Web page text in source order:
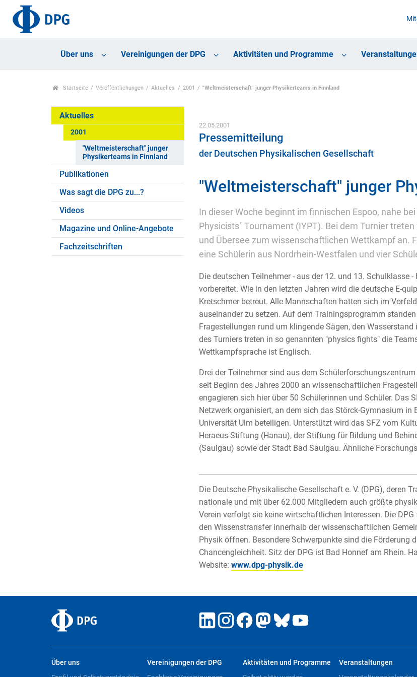
Über uns Vereinigungen der DPG Aktivitäten und Programme
Startseite Veröffentlichungen Aktuelles 2001 "Weltmeisterschaft" junger Physikerteams in Finnland
Aktuelles
2001
"Weltmeisterschaft" junger
Physikerteams in Finnland
Publikationen
Was sagt die DPG zu...?
Videos
Magazine und Online-Angebote
Fachzeitschriften
22.05.2001
Pressemitteilung
der Deutschen Physikalischen Gesellschaft
"Weltmeisterschaft" junger
In dieser Woche beginnt im finnischen Espoo, nahe
Physicists´ Tournament (IYPT). Bei dem Turnier
und Übersee zum wissenschaftlichen Wettkampf an.
eine Schülerin aus Nordrhein-Westfalen und vier
Die deutschen Teilnehmer - aus der 12. und 13.
vorbereitet. Wie in den letzten Jahren wird die deutsche E-
Kretschmer betreut. Alle Mannschaften hatten sich im
auseinander zu setzen. Auf dem Trainingsprogramm
Fragestellungen rund um klingende Sägen, den
des Turniers treten in so genannten "physics fights" die
Wettkampfsprache ist Englisch.
Drei der Teilnehmer sind aus dem
seit Beginn des Jahres 2000 an wissenschaftlichen
engagieren sich hier über 50 Schülerinnen und Schüler. Das
Netzwerk organisiert, an dem sich das Störck-Gymnasium
Universität Ulm beteiligen. Unterstützt wird das SFZ vom
Heraeus-Stiftung (Hanau), der Stiftung für Bildung und
(Saulgau) sowie der Stadt Bad Saulgau. Ähnliche
Die Deutsche Physikalische Gesellschaft e. V. (DPG), deren
nationale und mit über 62.000 Mitgliedern auch größte
Verein verfolgt sie keine wirtschaftlichen Interessen. Die
den Wissenstransfer innerhalb der wissenschaftlichen
Physik öffnen. Besondere Schwerpunkte sind die
Chancengleichheit. Sitz der DPG ist Bad Honnef am Rhein.
Website: www.dpg-physik.de
Über uns Vereinigungen der DPG Aktivitäten und Programme Veranstaltungen